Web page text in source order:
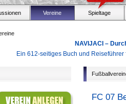
Vereine Spieltage
NAVIJACI –
Ein 612-seitiges Buch und
FC 07